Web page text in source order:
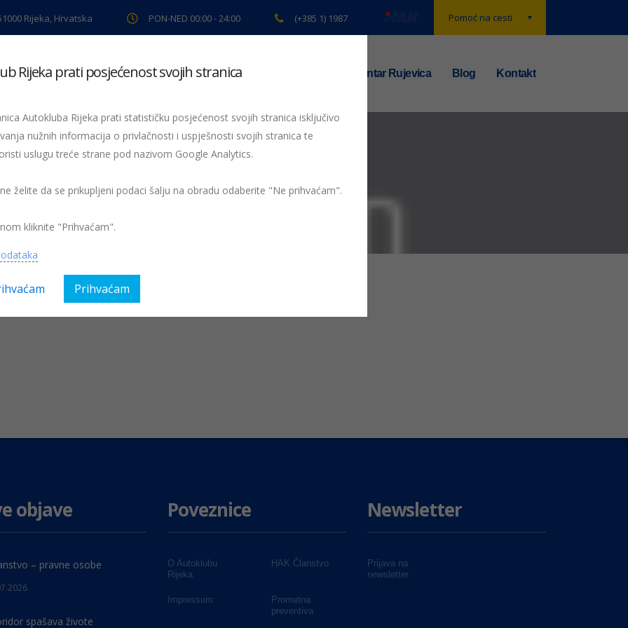
Pomoć na cesti
Rijeka, Hrvatska PON-NED 00:00 - 24:00 (+385 1) 1987
pregled Pomoć na cesti Servis Preventiva TS centar Rujevica Blog Kontakt
modeli osnovni-optimum
objave
– pravne osobe
spašava živote
Poveznice
O Autoklubu
Rijeka
HAK Članstvo
Impressum
Prometna
preventiva
Newsletter
Prijava na
newsletter
Rijeka prati posjećenost svojih stranica
Autokluba Rijeka prati statističku posjećenost svojih stranica isključivo
nužnih informacija o privlačnosti i uspješnosti svojih stranica te
uslugu treće strane pod nazivom Google Analytics.
želite da se prikupljeni podaci šalju na obradu odaberite "Ne prihvaćam".
kliknite "Prihvaćam".
Prihvaćam